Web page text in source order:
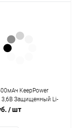
KeepPower
3,6В Защищенный Li-
/ шт